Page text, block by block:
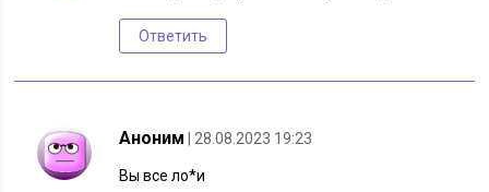
Ответить
Аноним | 28.08.2023 19:23
Вы все ло*и